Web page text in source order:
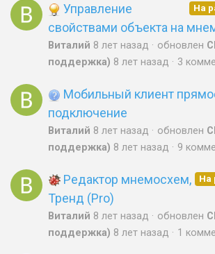
На
Управление
свойствами объекта на
Виталий 8 лет назад обновлен
поддержка) 8 лет назад 3
Мобильный клиент
подключение
Виталий 8 лет назад обновлен
поддержка) 8 лет назад 9
На
Редактор мнемосхем,
Тренд (Pro)
Виталий 8 лет назад обновлен
поддержка) 8 лет назад 1